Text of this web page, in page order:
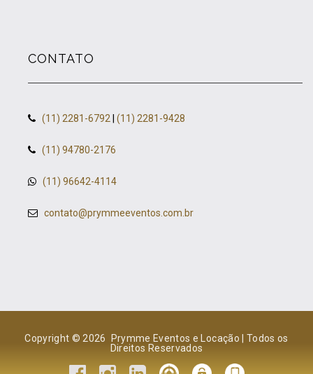
CONTATO
(11) 2281-6792 (11) 2281-9428
(11) 94780-2176
(11) 96642-4114
contato@prymmeeventos.com.br
Copyright © 2026 Prymme Eventos e Locação | Todos os
Direitos Reservados